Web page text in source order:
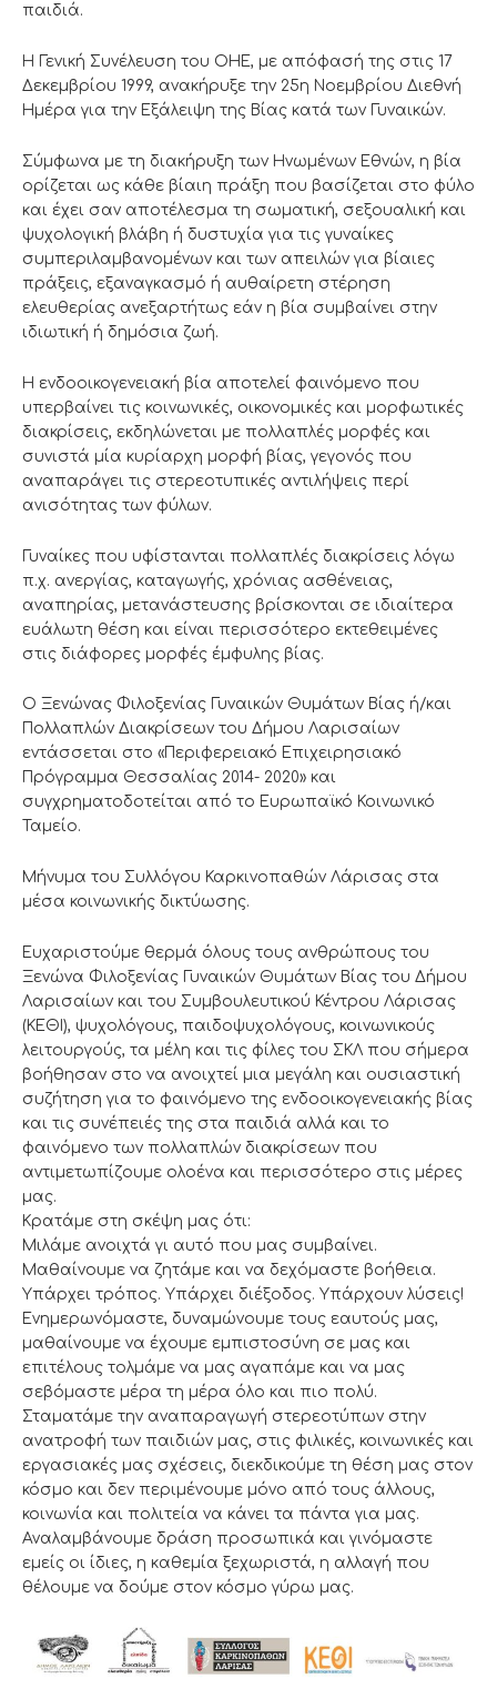
παιδιά.
Η Γενική Συνέλευση του ΟΗΕ, με απόφασή της στις 17
Δεκεμβρίου 1999, ανακήρυξε την 25η Νοεμβρίου Διεθνή
Ημέρα για την Εξάλειψη της Βίας κατά των Γυναικών.
Σύμφωνα με τη διακήρυξη των Ηνωμένων Εθνών, η βία
ορίζεται ως κάθε βίαιη πράξη που βασίζεται στο φύλο
και έχει σαν αποτέλεσμα τη σωματική, σεξουαλική και
ψυχολογική βλάβη ή δυστυχία για τις γυναίκες
συμπεριλαμβανομένων και των απειλών για βίαιες
πράξεις, εξαναγκασμό ή αυθαίρετη στέρηση
ελευθερίας ανεξαρτήτως εάν η βία συμβαίνει στην
ιδιωτική ή δημόσια ζωή.
Η ενδοοικογενειακή βία αποτελεί φαινόμενο που
υπερβαίνει τις κοινωνικές, οικονομικές και μορφωτικές
διακρίσεις, εκδηλώνεται με πολλαπλές μορφές και
συνιστά μία κυρίαρχη μορφή βίας, γεγονός που
αναπαράγει τις στερεοτυπικές αντιλήψεις περί
ανισότητας των φύλων.
Γυναίκες που υφίστανται πολλαπλές διακρίσεις λόγω
π.χ. ανεργίας, καταγωγής, χρόνιας ασθένειας,
αναπηρίας, μετανάστευσης βρίσκονται σε ιδιαίτερα
ευάλωτη θέση και είναι περισσότερο εκτεθειμένες
στις διάφορες μορφές έμφυλης βίας.
Ο Ξενώνας Φιλοξενίας Γυναικών Θυμάτων Βίας ή/και
Πολλαπλών Διακρίσεων του Δήμου Λαρισαίων
εντάσσεται στο «Περιφερειακό Επιχειρησιακό
Πρόγραμμα Θεσσαλίας 2014- 2020» και
συγχρηματοδοτείται από το Ευρωπαϊκό Κοινωνικό
Ταμείο.
Μήνυμα του Συλλόγου Καρκινοπαθών Λάρισας στα
μέσα κοινωνικής δικτύωσης.
Ευχαριστούμε θερμά όλους τους ανθρώπους του
Ξενώνα Φιλοξενίας Γυναικών Θυμάτων Βίας του Δήμου
Λαρισαίων και του Συμβουλευτικού Κέντρου Λάρισας
(ΚΕΘΙ), ψυχολόγους, παιδοψυχολόγους, κοινωνικούς
λειτουργούς, τα μέλη και τις φίλες του ΣΚΛ που σήμερα
βοήθησαν στο να ανοιχτεί μια μεγάλη και ουσιαστική
συζήτηση για το φαινόμενο της ενδοοικογενειακής βίας
και τις συνέπειές της στα παιδιά αλλά και το
φαινόμενο των πολλαπλών διακρίσεων που
αντιμετωπίζουμε ολοένα και περισσότερο στις μέρες
μας.
Κρατάμε στη σκέψη μας ότι:
Μιλάμε ανοιχτά γι αυτό που μας συμβαίνει.
Μαθαίνουμε να ζητάμε και να δεχόμαστε βοήθεια.
Υπάρχει τρόπος. Υπάρχει διέξοδος. Υπάρχουν λύσεις!
Ενημερωνόμαστε, δυναμώνουμε τους εαυτούς μας,
μαθαίνουμε να έχουμε εμπιστοσύνη σε μας και
επιτέλους τολμάμε να μας αγαπάμε και να μας
σεβόμαστε μέρα τη μέρα όλο και πιο πολύ.
Σταματάμε την αναπαραγωγή στερεοτύπων στην
ανατροφή των παιδιών μας, στις φιλικές, κοινωνικές και
εργασιακές μας σχέσεις, διεκδικούμε τη θέση μας στον
κόσμο και δεν περιμένουμε μόνο από τους άλλους,
κοινωνία και πολιτεία να κάνει τα πάντα για μας.
Αναλαμβάνουμε δράση προσωπικά και γινόμαστε
εμείς οι ίδιες, η καθεμία ξεχωριστά, η αλλαγή που
θέλουμε να δούμε στον κόσμο γύρω μας.